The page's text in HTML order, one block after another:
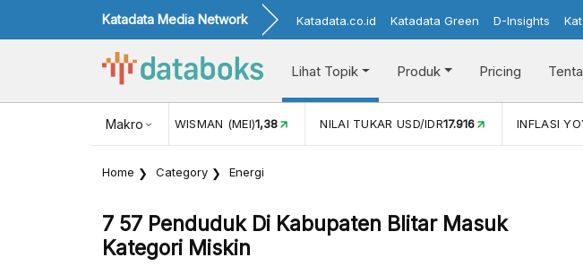
Katadata Media Network Katadata.co.id Katadata Green D-Insights
Lihat Topik Produk Pricing
Makro
KUNJUNGAN WISMAN (MEI)1,38 NILAI TUKAR USD/IDR17.916 INFLASI
Home Category Energi
7 57 Penduduk Di Kabupaten Blitar Masuk
Kategori Miskin